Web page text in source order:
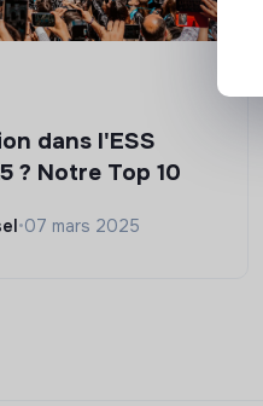
dans l'ESS
? Notre Top 10
•07 mars 2025